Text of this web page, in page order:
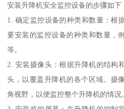
安装升降机安全监控设备的步骤如下
1. 确定监控设备的种类和数量：根
要安装的监控设备的种类和数量，
等。
2. 安装摄像头：根据升降机的结构
头，以覆盖升降机的各个区域。摄
角视野，以便监控整个升降机的情况